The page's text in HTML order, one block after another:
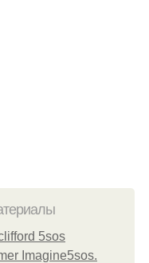
5sos
Imagine5sos.